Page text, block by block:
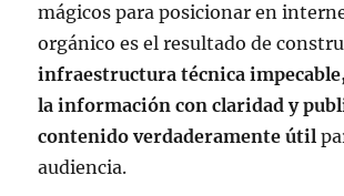
mágicos para posicionar en
orgánico es el resultado de
infraestructura técnica
la información con claridad y
contenido verdaderamente útil
audiencia.